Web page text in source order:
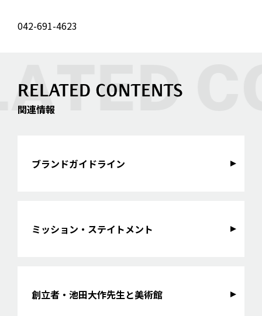
042-691-4623
RELATED CONTENTS
関連情報
ブランドガイドライン
ミッション・ステイトメント
創立者・池田大作先生と美術館